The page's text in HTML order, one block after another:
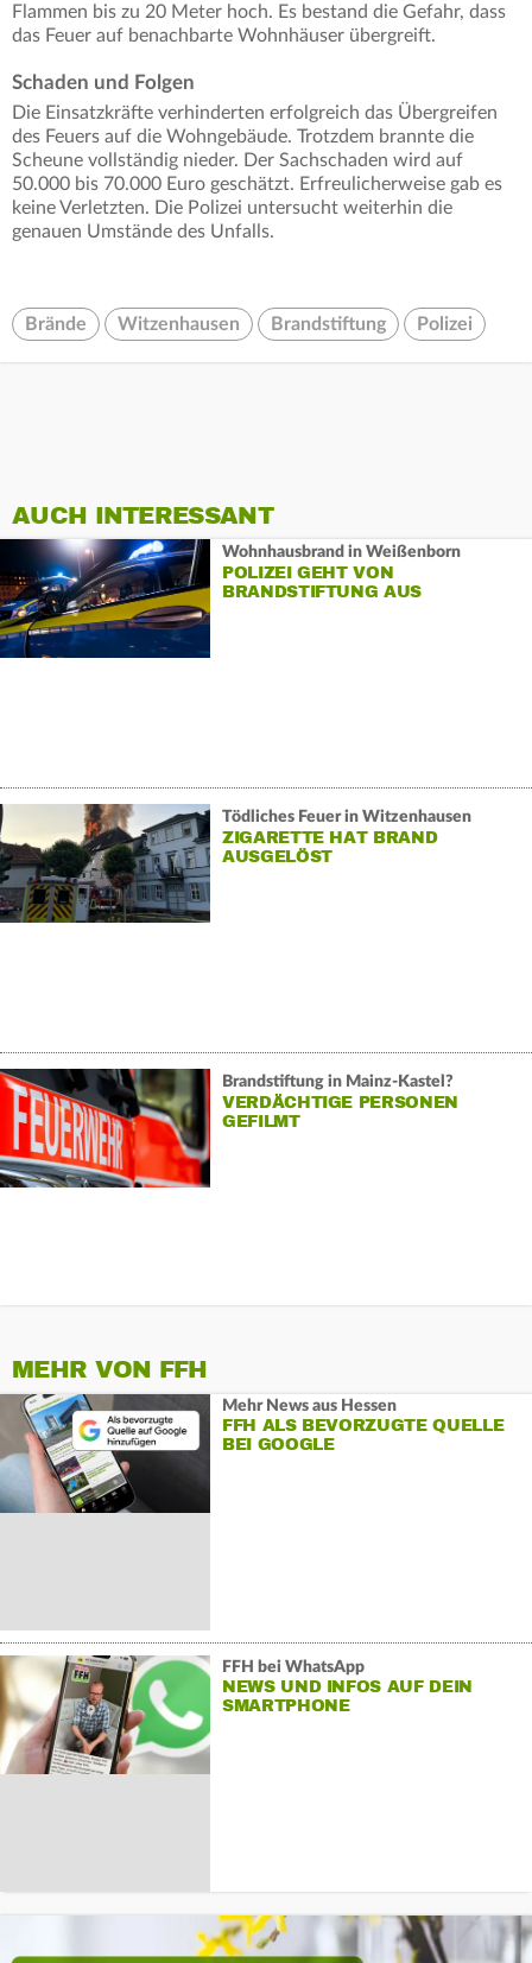
Flammen bis zu 20 Meter hoch. Es bestand die Gefahr, dass
das Feuer auf benachbarte Wohnhäuser übergreift.
Schaden und Folgen
Die Einsatzkräfte verhinderten erfolgreich das Übergreifen
des Feuers auf die Wohngebäude. Trotzdem brannte die
Scheune vollständig nieder. Der Sachschaden wird auf
50.000 bis 70.000 Euro geschätzt. Erfreulicherweise gab es
keine Verletzten. Die Polizei untersucht weiterhin die
genauen Umstände des Unfalls.
Brände Witzenhausen Brandstiftung Polizei
AUCH INTERESSANT
Wohnhausbrand in Weißenborn
POLIZEI GEHT VON
BRANDSTIFTUNG AUS
Tödliches Feuer in Witzenhausen
ZIGARETTE HAT BRAND
AUSGELÖST
Brandstiftung in Mainz-Kastel?
VERDÄCHTIGE PERSONEN
GEFILMT
MEHR VON FFH
Mehr News aus Hessen
FFH ALS BEVORZUGTE QUELLE
BEI GOOGLE
FFH bei WhatsApp
NEWS UND INFOS AUF DEIN
SMARTPHONE